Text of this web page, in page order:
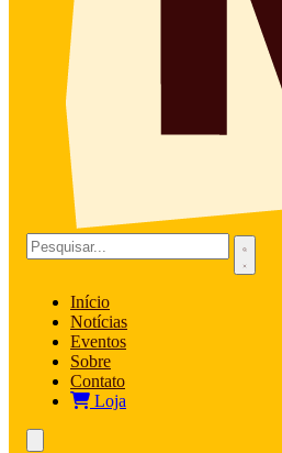
Início
Notícias
Eventos
Sobre
Contato
Loja